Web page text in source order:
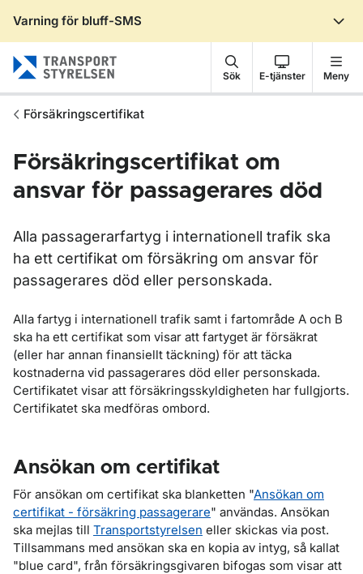
Varning för bluff-SMS
Sök E-tjänster Meny
Försäkringscertifikat
Försäkringscertifikat om
ansvar för passagerares död
Alla passagerarfartyg i internationell trafik ska
ha ett certifikat om försäkring om ansvar för
passagerares död eller personskada.
Alla fartyg i internationell trafik samt i fartområde A och B
ska ha ett certifikat som visar att fartyget är försäkrat
(eller har annan finansiellt täckning) för att täcka
kostnaderna vid passagerares död eller personskada.
Certifikatet visar att försäkringsskyldigheten har fullgjorts.
Certifikatet ska medföras ombord.
Ansökan om certifikat
För ansökan om certifikat ska blanketten "Ansökan om
certifikat - försäkring passagerare" användas. Ansökan
ska mejlas till Transportstyrelsen eller skickas via post.
Tillsammans med ansökan ska en kopia av intyg, så kallat
"blue card", från försäkringsgivaren bifogas som visar att